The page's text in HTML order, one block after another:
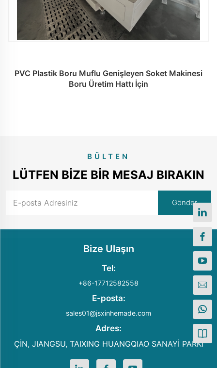
PVC Plastik Boru Muflu Genişleyen Soket Makinesi
Boru Üretim Hattı İçin
BÜLTEN
LÜTFEN BIZE BIR MESAJ BIRAKIN
Bize Ulaşın
Tel:
+86-17712582558
E-posta:
sales01@jsxinhemade.com
Adres:
ÇİN, JIANGSU, TAIXING HUANGQIAO SANAYİ PARKI